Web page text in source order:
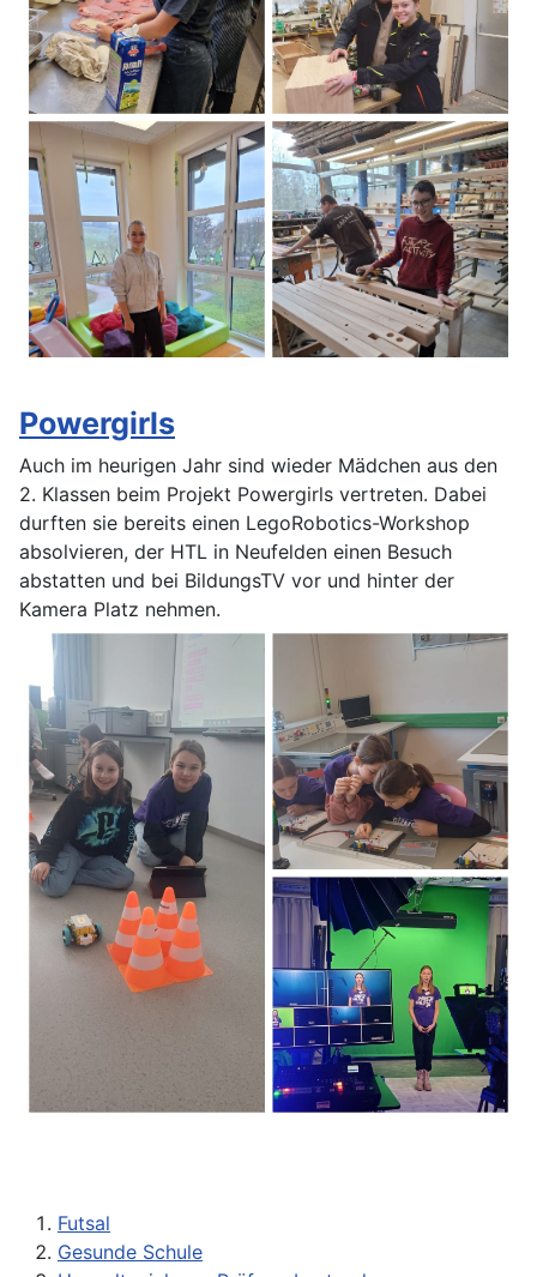
Powergirls
Auch im heurigen Jahr sind wieder Mädchen aus den
2. Klassen beim Projekt Powergirls vertreten. Dabei
durften sie bereits einen LegoRobotics-Workshop
absolvieren, der HTL in Neufelden einen Besuch
abstatten und bei BildungsTV vor und hinter der
Kamera Platz nehmen.
Futsal
Gesunde Schule